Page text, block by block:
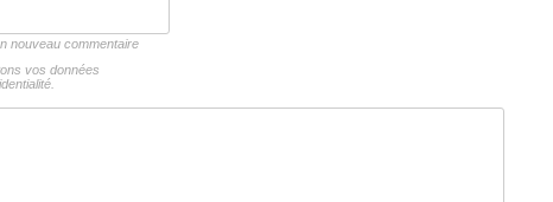
nouveau commentaire
vos données